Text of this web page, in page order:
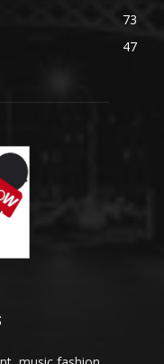
73
47